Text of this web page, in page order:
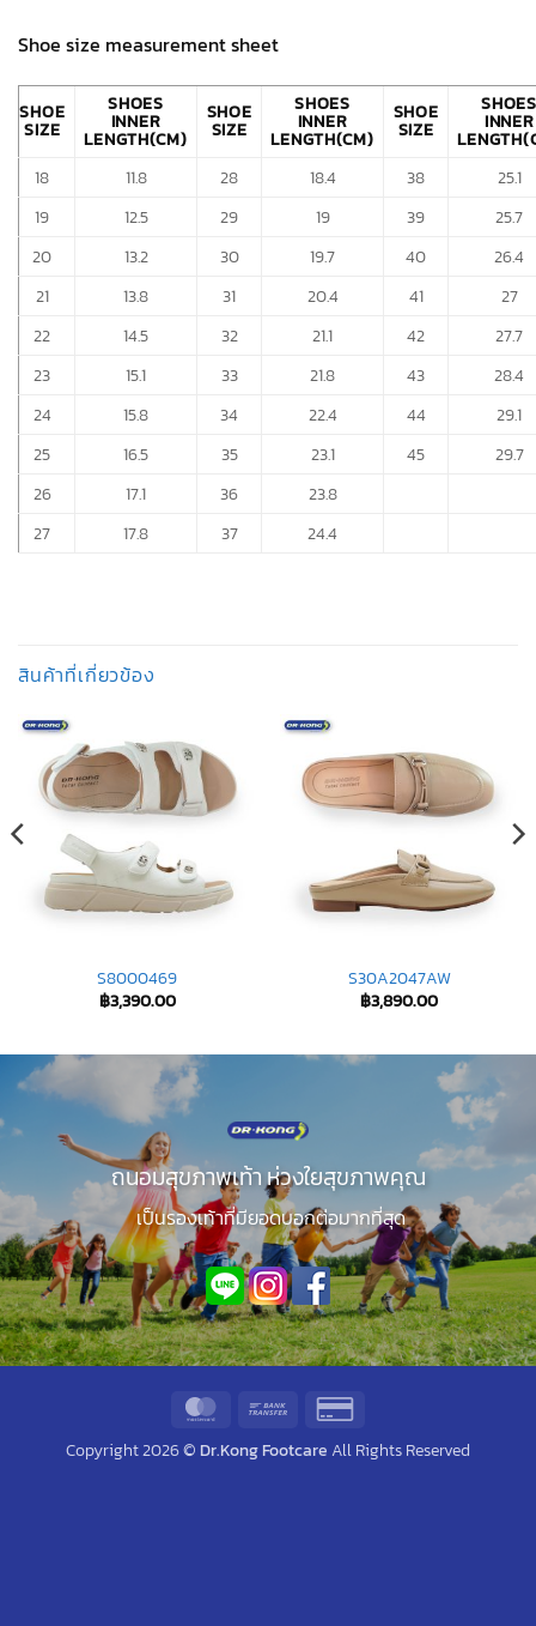
Shoe size measurement sheet
SHOE
SIZE
SHOES
INNER
LENGTH(CM)
SHOE
SIZE
SHOES
INNER
LENGTH(CM)
SHOE
SIZE
SHOES
INNER
18
11.8 28 18.4 38
25.1
19
12.5 29 19 39
25.7
20
13.2 30 19.7 40
26.4
21
13.8 31 20.4 41
27
22
14.5 32 21.1 42
27.7
23
15.1 33 21.8 43
28.4
24
15.8 34 22.4 44
29.1
25
16.5 35 23.1 45
29.7
26
17.1 36
23.8
27
17.8 37 24.4
สินค้าที่เกี่ยวข้อง
S8000469
฿3,390.00
S30A2047AW
฿3,890.00
ถนอมสุขภาพเท้า ห่วงใยสุขภาพคุณ
เป็นรองเท้าที่มียอดบอกต่อมากที่สุด
MasterCard Bank
2
Copyright 2026 © Dr.Kong Footcare All Rights Reserved